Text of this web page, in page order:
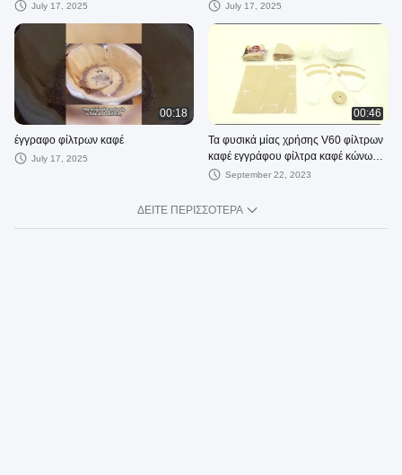
July 17, 2025 July 17, 2025
00:18
έγγραφο φίλτρων καφέ
July 17, 2025
00:46
Τα φυσικά μίας χρήσης V60 φίλτρων
καφέ εγγράφου φίλτρα καφέ κώνων
για χύνουν πέρα από Dripper
September 22, 2023
ΔΕΊΤΕ ΠΕΡΙΣΣΌΤΕΡΑ